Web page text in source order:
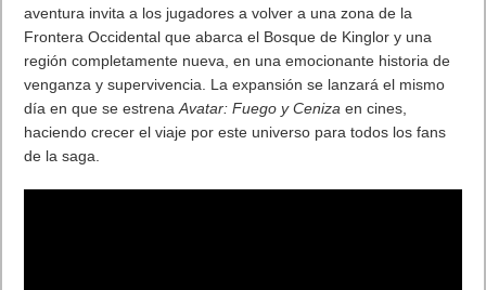
aventura invita a los jugadores a volver a una zona de la
Frontera Occidental que abarca el Bosque de Kinglor y una
región completamente nueva, en una emocionante historia de
venganza y supervivencia. La expansión se lanzará el mismo
día en que se estrenaAvatar: Fuego y Cenizaen cines,
haciendo crecer el viaje por este universo para todos los fans
de la saga.